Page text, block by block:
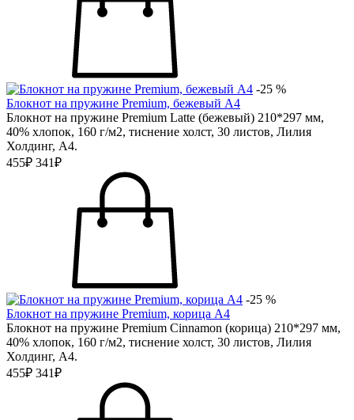
-25 %
Блокнот на пружине Premium, бежевый А4
Блокнот на пружине Premium Latte (бежевый) 210*297 мм,
40% хлопок, 160 г/м2, тиснение холст, 30 листов, Лилия
Холдинг, А4.
455₽ 341₽
-25 %
Блокнот на пружине Premium, корица А4
Блокнот на пружине Premium Cinnamon (корица) 210*297 мм,
40% хлопок, 160 г/м2, тиснение холст, 30 листов, Лилия
Холдинг, А4.
455₽ 341₽